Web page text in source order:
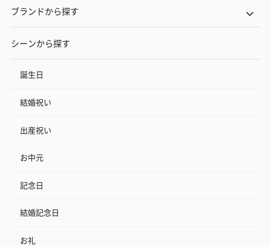
ブランドから探す
シーンから探す
誕生日
結婚祝い
出産祝い
お中元
記念日
結婚記念日
お礼